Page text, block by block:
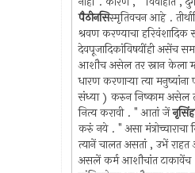
पैठीनसिस्मृतिवचन आहे .
श्रवण करण्याचा
देवपूजादिकांविषयींही असेंच
आशौच असेल तर स्नान केला
धारण करणार्‍या त्या
संध्या ) करुन निष्काम असेल
नित्य करावी . " आतां जें
करुं नये . " असा
त्यानें चालत असतां , उभें
असलें कर्म आशौचांत टाकावेंच .